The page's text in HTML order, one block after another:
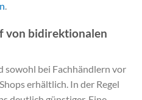
.
von bidirektionalen
sowohl bei Fachhändlern vor
erhältlich. In der Regel